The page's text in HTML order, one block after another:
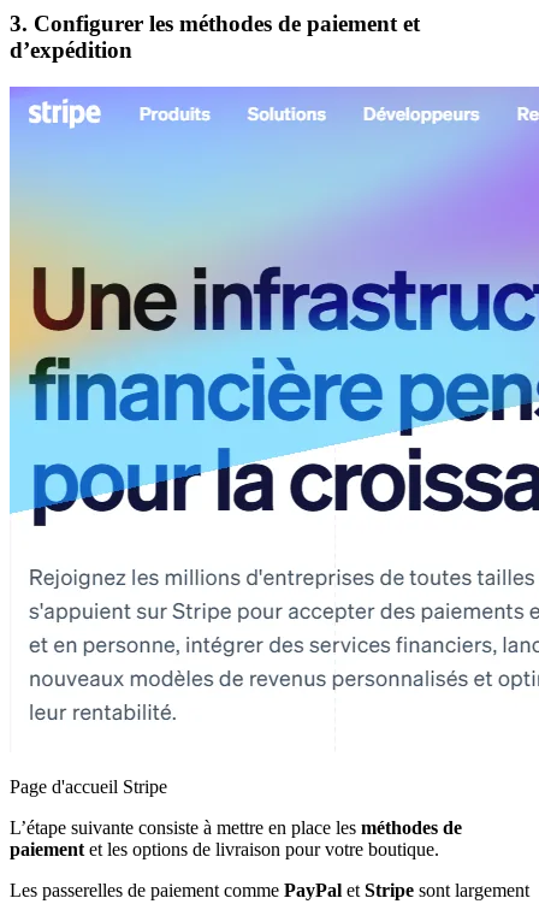
3. Configurer les méthodes de paiement et
d’expédition
Page d'accueil Stripe
L’étape suivante consiste à mettre en place les méthodes de
paiement et les options de livraison pour votre boutique.
Les passerelles de paiement comme PayPal et Stripe sont largement